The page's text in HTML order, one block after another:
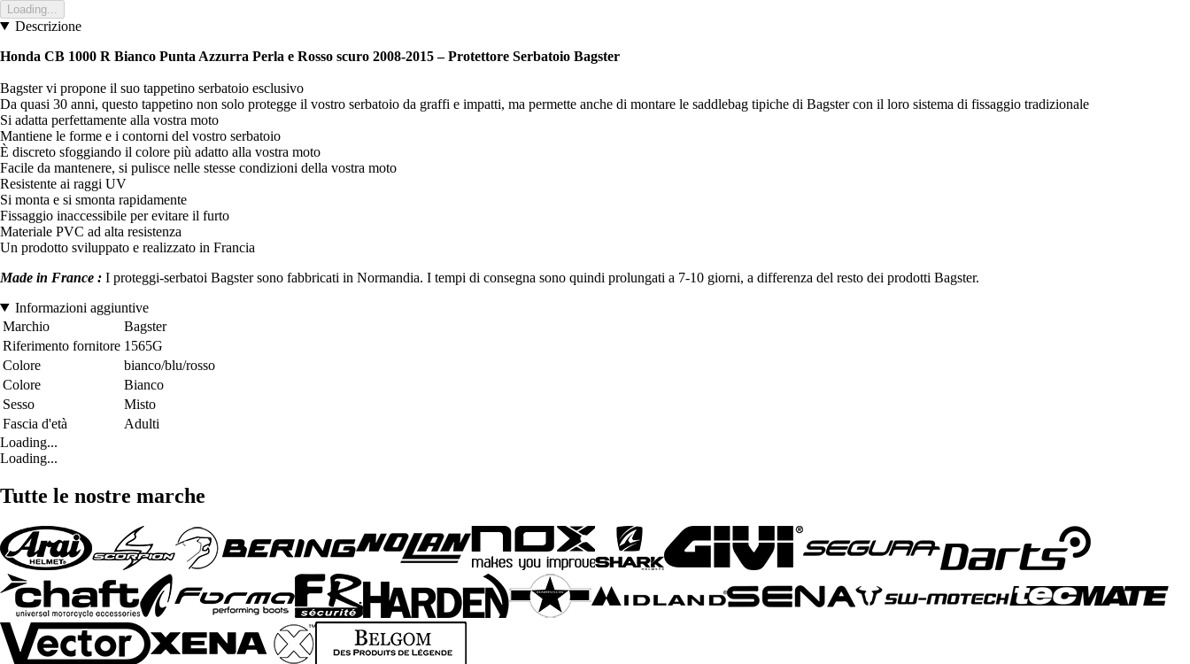
Loading...
Descrizione
Honda CB 1000 R Bianco Punta Azzurra Perla e Rosso scuro 2008-2015 – Protettore Serbatoio Bagster
Bagster vi propone il suo tappetino serbatoio esclusivo
Da quasi 30 anni, questo tappetino non solo protegge il vostro serbatoio da graffi e impatti, ma permette anche di montare le saddlebag tipiche di Bagster con il loro sistema di fissaggio tradizionale
Si adatta perfettamente alla vostra moto
Mantiene le forme e i contorni del vostro serbatoio
È discreto sfoggiando il colore più adatto alla vostra moto
Facile da mantenere, si pulisce nelle stesse condizioni della vostra moto
Resistente ai raggi UV
Si monta e si smonta rapidamente
Fissaggio inaccessibile per evitare il furto
Materiale PVC ad alta resistenza
Un prodotto sviluppato e realizzato in Francia
Made in France : I proteggi-serbatoi Bagster sono fabbricati in Normandia. I tempi di consegna sono quindi prolungati a 7-10 giorni, a differenza del resto dei prodotti Bagster.
Informazioni aggiuntive
Marchio
Bagster
Riferimento fornitore 1565G
Colore
bianco/blu/rosso
Colore
Bianco
Sesso
Misto
Fascia d'età
Adulti
Loading...
Loading...
Tutte le nostre marche